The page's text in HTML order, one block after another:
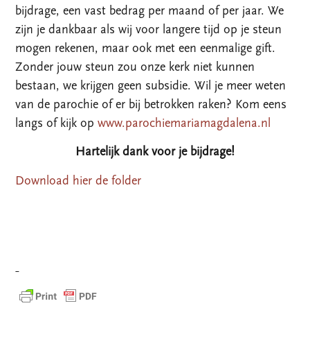
bijdrage, een vast bedrag per maand of per jaar. We
zijn je dankbaar als wij voor langere tijd op je steun
mogen rekenen, maar ook met een eenmalige gift.
Zonder jouw steun zou onze kerk niet kunnen
bestaan, we krijgen geen subsidie. Wil je meer weten
van de parochie of er bij betrokken raken? Kom eens
langs of kijk opwww.parochiemariamagdalena.nl
Hartelijk dank voor je bijdrage!
Download hier de folder